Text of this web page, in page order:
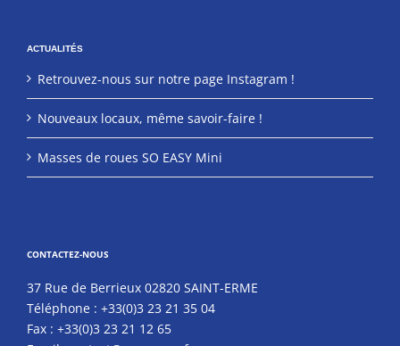
ACTUALITÉS
Retrouvez-nous sur notre page Instagram !
Nouveaux locaux, même savoir-faire !
Masses de roues SO EASY Mini
CONTACTEZ-NOUS
37 Rue de Berrieux 02820 SAINT-ERME
Téléphone : +33(0)3 23 21 35 04
Fax : +33(0)3 23 21 12 65